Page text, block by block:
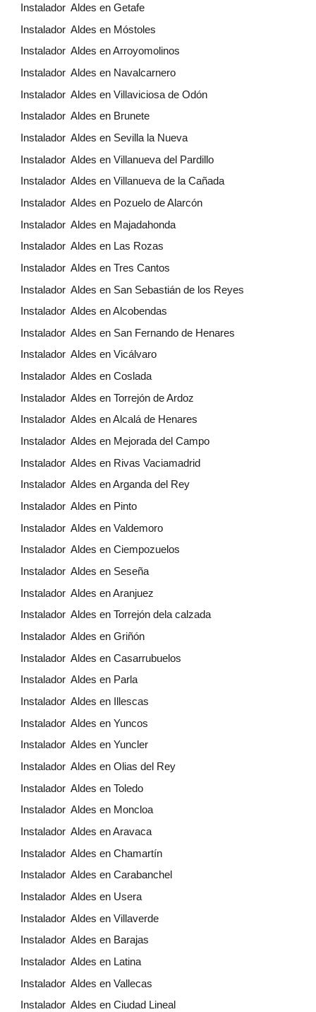
Instalador Aldes en Getafe
Instalador Aldes en Móstoles
Instalador Aldes en Arroyomolinos
Instalador Aldes en Navalcarnero
Instalador Aldes en Villaviciosa de Odón
Instalador Aldes en Brunete
Instalador Aldes en Sevilla la Nueva
Instalador Aldes en Villanueva del Pardillo
Instalador Aldes en Villanueva de la Cañada
Instalador Aldes en Pozuelo de Alarcón
Instalador Aldes en Majadahonda
Instalador Aldes en Las Rozas
Instalador Aldes en Tres Cantos
Instalador Aldes en San Sebastián de los Reyes
Instalador Aldes en Alcobendas
Instalador Aldes en San Fernando de Henares
Instalador Aldes en Vicálvaro
Instalador Aldes en Coslada
Instalador Aldes en Torrejón de Ardoz
Instalador Aldes en Alcalá de Henares
Instalador Aldes en Mejorada del Campo
Instalador Aldes en Rivas Vaciamadrid
Instalador Aldes en Arganda del Rey
Instalador Aldes en Pinto
Instalador Aldes en Valdemoro
Instalador Aldes en Ciempozuelos
Instalador Aldes en Seseña
Instalador Aldes en Aranjuez
Instalador Aldes en Torrejón dela calzada
Instalador Aldes en Griñón
Instalador Aldes en Casarrubuelos
Instalador Aldes en Parla
Instalador Aldes en Illescas
Instalador Aldes en Yuncos
Instalador Aldes en Yuncler
Instalador Aldes en Olias del Rey
Instalador Aldes en Toledo
Instalador Aldes en Moncloa
Instalador Aldes en Aravaca
Instalador Aldes en Chamartín
Instalador Aldes en Carabanchel
Instalador Aldes en Usera
Instalador Aldes en Villaverde
Instalador Aldes en Barajas
Instalador Aldes en Latina
Instalador Aldes en Vallecas
Instalador Aldes en Ciudad Lineal